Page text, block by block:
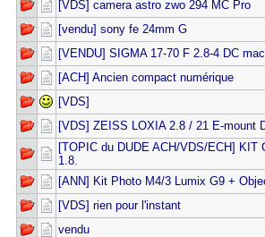
[VDS] camera astro zwo 294 MC Pro
[vendu] sony fe 24mm G
[VENDU] SIGMA 17-70 F 2.8-4 DC
[ACH] Ancien compact numérique
[VDS]
[VDS] ZEISS LOXIA 2.8 / 21 E-mount
[TOPIC du DUDE ACH/VDS/ECH] KIT
1.8.
[ANN] Kit Photo M4/3 Lumix G9 +
[VDS] rien pour l'instant
vendu